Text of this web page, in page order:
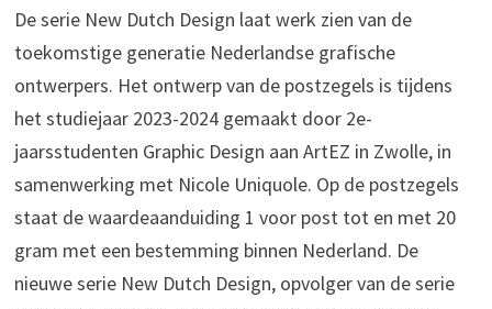
De serie New Dutch Design laat werk zien van de
toekomstige generatie Nederlandse grafische
ontwerpers. Het ontwerp van de postzegels is tijdens
het studiejaar 2023-2024 gemaakt door 2e-
jaarsstudenten Graphic Design aan ArtEZ in Zwolle, in
samenwerking met Nicole Uniquole. Op de postzegels
staat de waardeaanduiding 1 voor post tot en met 20
gram met een bestemming binnen Nederland. De
nieuwe serie New Dutch Design, opvolger van de serie